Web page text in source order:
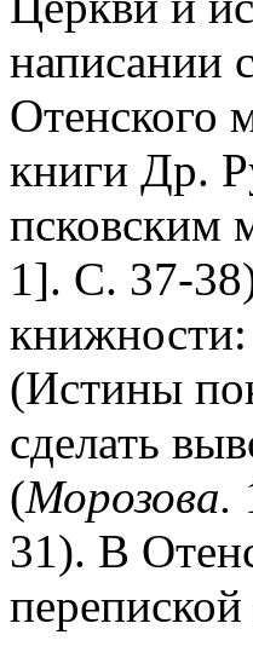
написании
Отенского
книги Др.
псковским
1]. С. 37-
(Истины
сделать
(Морозова.
31). В